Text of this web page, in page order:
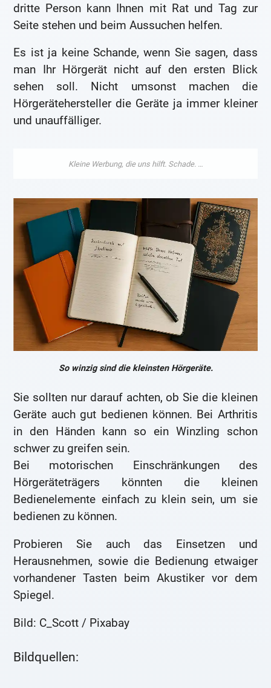
dritte Person kann Ihnen mit Rat und Tag zur
Seite stehen und beim Aussuchen helfen.
Es ist ja keine Schande, wenn Sie sagen, dass
man Ihr Hörgerät nicht auf den ersten Blick
sehen soll. Nicht umsonst machen die
Hörgerätehersteller die Geräte ja immer kleiner
und unauffälliger.
So winzig sind die kleinsten Hörgeräte.
Sie sollten nur darauf achten, ob Sie die kleinen
Geräte auch gut bedienen können. Bei Arthritis
in den Händen kann so ein Winzling schon
schwer zu greifen sein.
Bei motorischen Einschränkungen des
Hörgeräteträgers könnten die kleinen
Bedienelemente einfach zu klein sein, um sie
bedienen zu können.
Probieren Sie auch das Einsetzen und
Herausnehmen, sowie die Bedienung etwaiger
vorhandener Tasten beim Akustiker vor dem
Spiegel.
Bild: C_Scott / Pixabay
Bildquellen: